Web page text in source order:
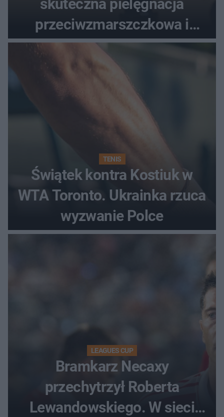
skuteczna pielęgnacja
przeciwzmarszczkowa i
regenerująca
TENIS
Świątek kontra Kostiuk w
WTA Toronto. Ukrainka rzuca
wyzwanie Polce
LEAGUES CUP
Bramkarz Necaxy
przechytrzył Roberta
Lewandowskiego. W sieci